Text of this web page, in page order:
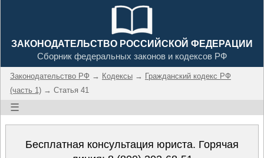
ЗАКОНОДАТЕЛЬСТВО РОССИЙСКОЙ ФЕДЕРАЦИИ
Сборник федеральных законов и кодексов РФ
Законодательство РФ → Кодексы → Гражданский кодекс РФ
(часть 1) → Статья 41
☰
Бесплатная консультация юриста. Горячая